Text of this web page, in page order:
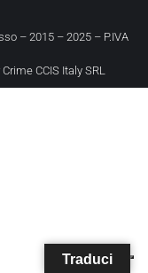
– 2015 – 2025 – P.IVA
Crime CCIS Italy SRL
Traduci